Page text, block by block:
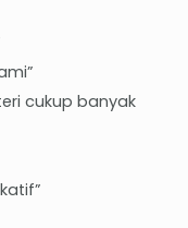
cukup banyak